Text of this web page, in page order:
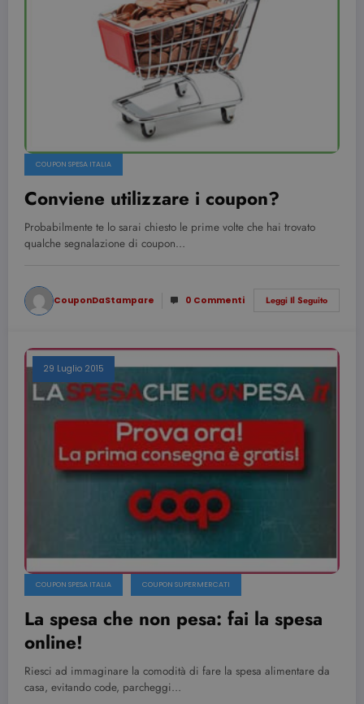
COUPON SPESA ITALIA
Conviene utilizzare i coupon?
Probabilmente te lo sarai chiesto le prime volte che hai trovato
qualche segnalazione di coupon…
CouponDaStampare 0 Commenti Leggi Il Seguito
29 Luglio 2015
COUPON SPESA ITALIA COUPON SUPERMERCATI
La spesa che non pesa: fai la spesa
online!
Riesci ad immaginare la comodità di fare la spesa alimentare da
casa, evitando code, parcheggi…